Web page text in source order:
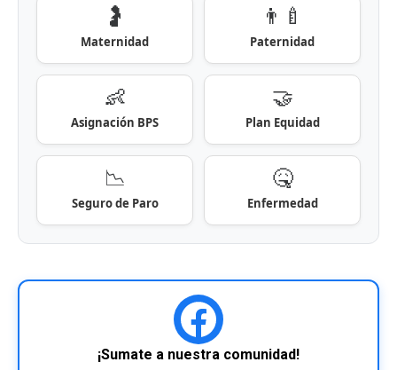
🤰
Maternidad
👨‍🍼
Paternidad
👶
Asignación BPS
🤝
Plan Equidad
📉
Seguro de Paro
🤒
Enfermedad
¡Sumate a nuestra comunidad!